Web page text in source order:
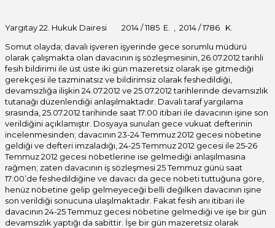
Yargıtay 22. Hukuk Dairesi 2014 / 1185 E. , 2014 / 1786 K.
Somut olayda; davalı işveren işyerinde gece sorumlu müdürü
olarak çalışmakta olan davacının iş sözleşmesinin, 26.07.2012 tarihli
fesih bildirimi ile üst üste iki gün mazeretsiz olarak işe gitmediği
gerekçesi ile tazminatsız ve bildirimsiz olarak feshedildiği,
devamsızlığa ilişkin 24.07.2012 ve 25.07.2012 tarihlerinde devamsızlık
tutanağı düzenlendiği anlaşılmaktadır. Davalı taraf yargılama
sırasında, 25.07.2012 tarihinde saat 17:00 itibari ile davacının işine son
verildiğini açıklamıştır. Dosyaya sunulan gece vukuat defterinin
incelenmesinden; davacının 23-24 Temmuz 2012 gecesi nöbetine
geldiği ve defteri imzaladığı, 24-25 Temmuz 2012 gecesi ile 25-26
Temmuz 2012 gecesi nöbetlerine ise gelmediği anlaşılmasına
rağmen; zaten davacının iş sözleşmesi 25 Temmuz günü saat
17:00’de feshedildiğine ve davacı da gece nöbeti tuttuğuna göre,
henüz nöbetine gelip gelmeyeceği belli değilken davacının işine
son verildiği sonucuna ulaşılmaktadır. Fakat fesih anı itibari ile
davacının 24-25 Temmuz gecesi nöbetine gelmediği ve işe bir gün
devamsızlık yaptığı da sabittir. İşe bir gün mazeretsiz olarak